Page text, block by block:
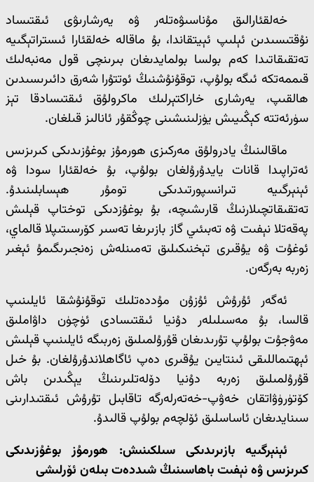
خەلقئارالىق مۇناسىۋەتلەر ۋە يەرشارىۋى ئىقتىساد
نۇقتىسىدىن ئېلىپ ئېيتقاندا، بۇ ماقالە خەلقئارا ئىستراتېگىيە
تەتقىقاتىدا كەم بولسا بولمايدىغان بىرىنچى قول مەنبەلىك
قىممەتكە ئىگە بولۇپ، توقۇنۇشنىڭ ئوتتۇرا شەرق دائىرىسىدىن
ھالقىپ، يەرشارى خاراكتېرلىك ماكرولۇق ئىقتىسادقا تېز
سۈرئەتتە كېڭىيىش يۈزلىنىشىنى چوڭقۇر ئانالىز قىلغان.
ماقالىنىڭ يادرولۇق مەركىزى ھورمۇز بوغۇزىدىكى كىرىزىس
ئەتراپىدا قانات يايدۇرۇلغان بولۇپ، بۇ خەلقئارا سودا ۋە
ئېنېرگىيە تىرانسپورتىدىكى تومۇر ھېسابلىنىدۇ.
تەتقىقاتچىلارنىڭ قارىشىچە، بۇ بوغۇزدىكى توختاپ قېلىش
پەقەتلا نېفىت ۋە تەبىئىي گاز بازىرىغا تەسىر كۆرسىتىپلا قالماي،
ئوغۇت ۋە يۇقىرى تېخنىكىلىق تەمىنلەش زەنجىرىگىمۇ ئېغىر
زەربە بەرگەن.
ئەگەر ئۇرۇش ئۇزۇن مۇددەتلىك توقۇنۇشقا ئايلىنىپ
قالسا، بۇ مەسىلىلەر دۇنيا ئىقتىسادى ئۈچۈن داۋاملىق
مەۋجۇت بولۇپ تۇرىدىغان قۇرۇلمىلىق زەربىگە ئايلىنىپ قېلىش
ئېھتىماللىقى ئىنتايىن يۇقىرى دەپ ئاگاھلاندۇرۇلغان. بۇ خىل
قۇرۇلمىلىق زەربە دۇنيا دۆلەتلىرىنىڭ يېڭىدىن باش
كۆتۈرۈۋاتقان خەۋپ-خەتەرلەرگە تاقابىل تۇرۇش ئىقتىدارىنى
سىنايدىغان ئاساسلىق ئۆلچەم بولۇپ قالىدۇ.
ئېنېرگىيە بازىرىدىكى سىلكىنىش: ھورمۇز بوغۇزىدىكى
كىرىزىس ۋە نېفىت باھاسىنىڭ شىددەت بىلەن ئۆرلىشى